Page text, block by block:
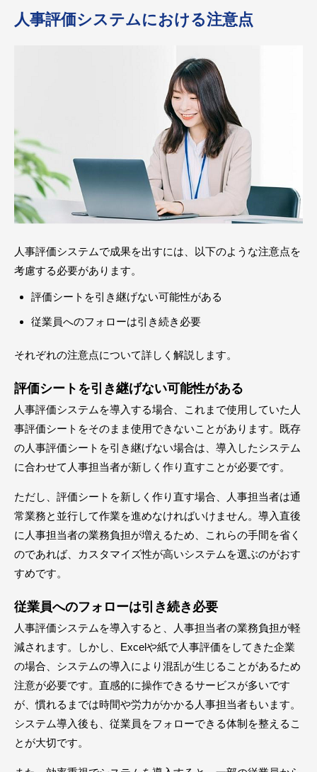
人事評価システムにおける注意点
人事評価システムで成果を出すには、以下のような注意点を
考慮する必要があります。
評価シートを引き継げない可能性がある
従業員へのフォローは引き続き必要
それぞれの注意点について詳しく解説します。
評価シートを引き継げない可能性がある
人事評価システムを導入する場合、これまで使用していた人
事評価シートをそのまま使用できないことがあります。既存
の人事評価シートを引き継げない場合は、導入したシステム
に合わせて人事担当者が新しく作り直すことが必要です。
ただし、評価シートを新しく作り直す場合、人事担当者は通
常業務と並行して作業を進めなければいけません。導入直後
に人事担当者の業務負担が増えるため、これらの手間を省く
のであれば、カスタマイズ性が高いシステムを選ぶのがおす
すめです。
従業員へのフォローは引き続き必要
人事評価システムを導入すると、人事担当者の業務負担が軽
減されます。しかし、Excelや紙で人事評価をしてきた企業
の場合、システムの導入により混乱が生じることがあるため
注意が必要です。直感的に操作できるサービスが多いです
が、慣れるまでは時間や労力がかかる人事担当者もいます。
システム導入後も、従業員をフォローできる体制を整えるこ
とが大切です。